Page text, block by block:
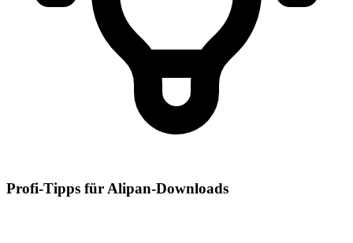
Profi-Tipps für Alipan-Downloads